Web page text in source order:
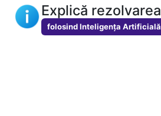
Explică rezolvarea
folosind Inteligența Artificială